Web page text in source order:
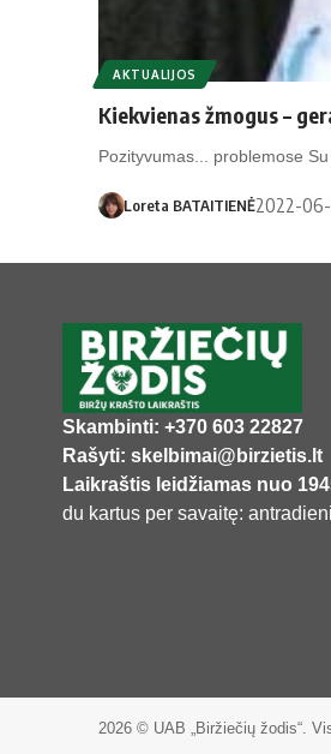
AKTUALIJOS
Kiekvienas žmogus –
Pozityvumas... problemose
Loreta BATAITIENĖ2022-
Skambinti: +370 603 22827
Rašyti: skelbimai@birzietis.lt
Laikraštis leidžiamas nuo
du kartus per savaitę:
2026 © UAB „Biržiečių žodis“.